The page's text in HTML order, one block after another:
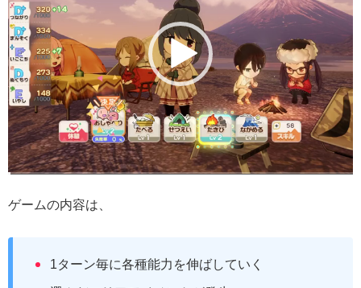
レ
ー
ヤ
ー
ゲームの内容は、
1ターン毎に各種能力を伸ばしていく